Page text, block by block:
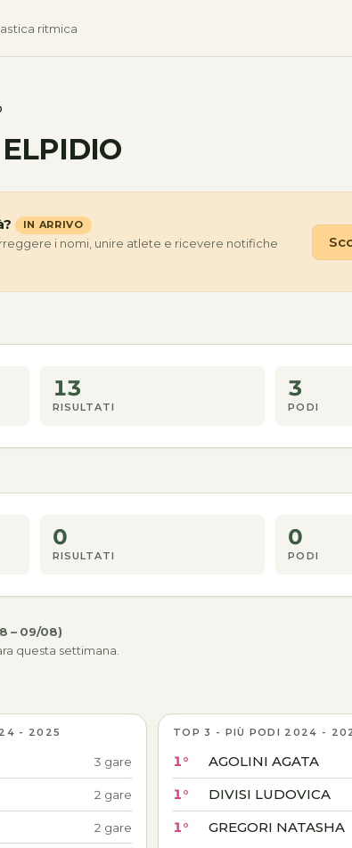
ritmica
IN ARRIVO
i nomi, unire atlete e ricevere notifiche
13
RISULTATI
3
PODI
0
RISULTATI
0
PODI
– 09/08)
questa settimana.
- 2025
3 gare
2 gare
2 gare
TOP 3 - PIÙ PODI 2024 -
1° AGOLINI AGATA
1° DIVISI LUDOVICA
1° GREGORI NATASHA